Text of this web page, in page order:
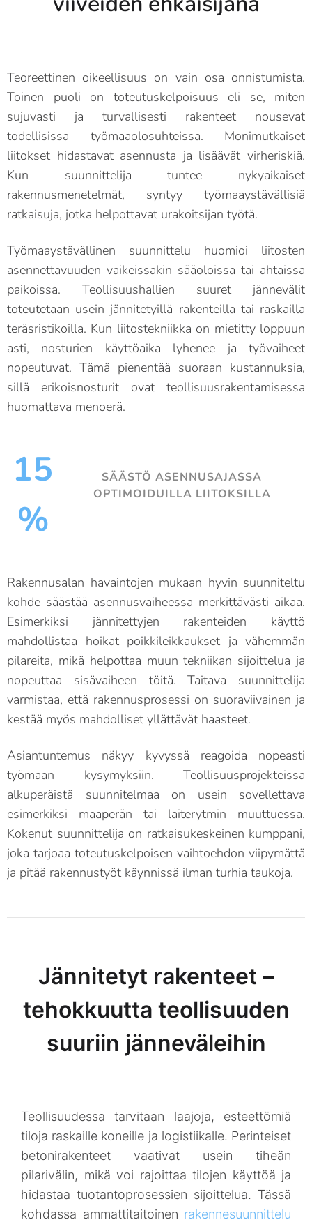
Teoreettinen oikeellisuus on vain osa onnistumista.
Toinen puoli on toteutuskelpoisuus eli se, miten
sujuvasti ja turvallisesti rakenteet nousevat
todellisissa työmaaolosuhteissa. Monimutkaiset
liitokset hidastavat asennusta ja lisäävät virheriskiä.
Kun suunnittelija tuntee nykyaikaiset
rakennusmenetelmät, syntyy työmaaystävällisiä
ratkaisuja, jotka helpottavat urakoitsijan työtä.
Työmaaystävällinen suunnittelu huomioi liitosten
asennettavuuden vaikeissakin sääoloissa tai ahtaissa
paikoissa. Teollisuushallien suuret jännevälit
toteutetaan usein jännitetyillä rakenteilla tai raskailla
teräsristikoilla. Kun liitostekniikka on mietitty loppuun
asti, nosturien käyttöaika lyhenee ja työvaiheet
nopeutuvat. Tämä pienentää suoraan kustannuksia,
sillä erikoisnosturit ovat teollisuusrakentamisessa
huomattava menoerä.
15
%
SÄÄSTÖ ASENNUSAJASSA
OPTIMOIDUILLA LIITOKSILLA
Rakennusalan havaintojen mukaan hyvin suunniteltu
kohde säästää asennusvaiheessa merkittävästi aikaa.
Esimerkiksi jännitettyjen rakenteiden käyttö
mahdollistaa hoikat poikkileikkaukset ja vähemmän
pilareita, mikä helpottaa muun tekniikan sijoittelua ja
nopeuttaa sisävaiheen töitä. Taitava suunnittelija
varmistaa, että rakennusprosessi on suoraviivainen ja
kestää myös mahdolliset yllättävät haasteet.
Asiantuntemus näkyy kyvyssä reagoida nopeasti
työmaan kysymyksiin. Teollisuusprojekteissa
alkuperäistä suunnitelmaa on usein sovellettava
esimerkiksi maaperän tai laiterytmin muuttuessa.
Kokenut suunnittelija on ratkaisukeskeinen kumppani,
joka tarjoaa toteutuskelpoisen vaihtoehdon viipymättä
ja pitää rakennustyöt käynnissä ilman turhia taukoja.
Jännitetyt rakenteet –
tehokkuutta teollisuuden
suuriin jänneväleihin
Teollisuudessa tarvitaan laajoja, esteettömiä
tiloja raskaille koneille ja logistiikalle. Perinteiset
betonirakenteet vaativat usein tiheän
pilarivälin, mikä voi rajoittaa tilojen käyttöä ja
hidastaa tuotantoprosessien sijoittelua. Tässä
kohdassa ammattitaitoinen rakennesuunnittelu